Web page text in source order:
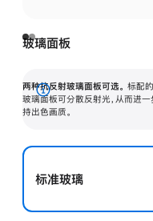
玻璃面板
两种抗反射玻璃面板可选。 标配
玻璃面板可分散反射光，从而进
持出色画质。
展
开
标准玻璃